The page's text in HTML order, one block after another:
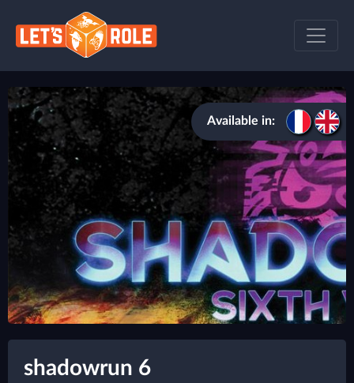
Available in:
shadowrun 6